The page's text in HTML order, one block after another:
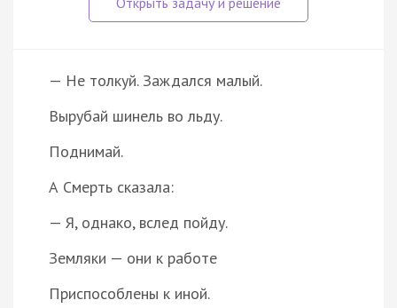
— Не толкуй. Заждался малый.
Вырубай шинель во льду.
Поднимай.
А Смерть сказала:
— Я, однако, вслед пойду.
Земляки — они к работе
Приспособлены к иной.